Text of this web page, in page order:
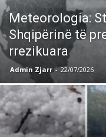
Meteorologia:
Shqipërinë të
rrezikuara
Admin Zjarr - 22/07/2026